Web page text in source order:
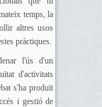
temps, la
altres usos
pràctiques.
l'ús d'un
d'activitats
s'ha produït
i gestió de